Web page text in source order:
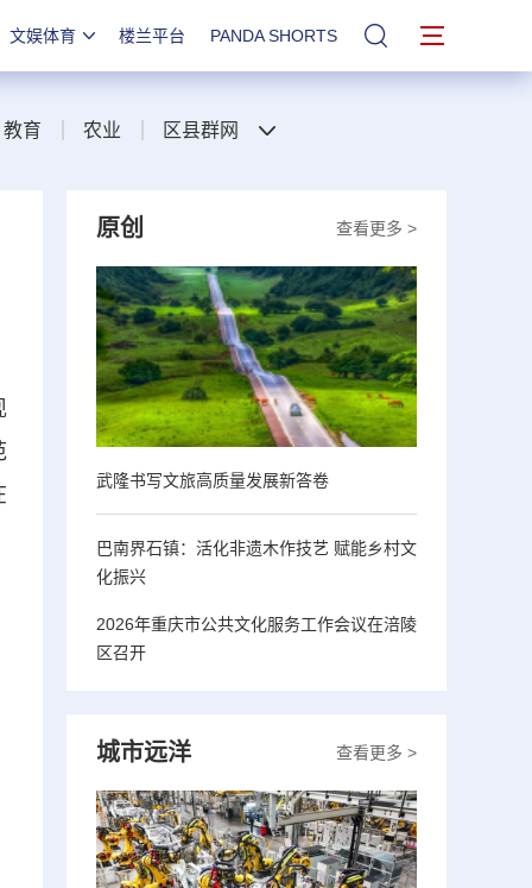
文娱体育 楼兰平台 PANDA SHORTS 站内搜索
教育 农业 区县群网
查看更多 >
原创
武隆书写文旅高质量发展新答卷
巴南界石镇：活化非遗木作技艺 赋能乡村文
化振兴
2026年重庆市公共文化服务工作会议在涪陵
区召开
查看更多 >
城市远洋